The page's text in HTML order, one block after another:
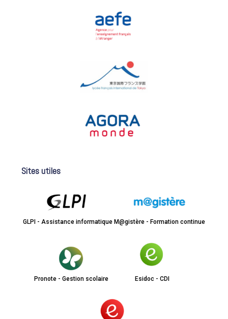
Sites utiles
GLPI - Assistance informatique M@gistère - Formation continue
Pronote - Gestion scolaire Esidoc - CDI